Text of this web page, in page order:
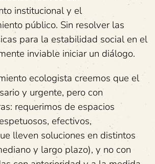
institucional y el
público. Sin resolver las
para la estabilidad social en el
inviable iniciar un diálogo.
ecologista creemos que el
y urgente, pero con
requerimos de espacios
efectivos,
lleven soluciones en distintos
y largo plazo), y no con